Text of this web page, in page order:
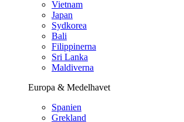
Vietnam
Japan
Sydkorea
Bali
Filippinerna
Sri Lanka
Maldiverna
Europa & Medelhavet
Spanien
Grekland